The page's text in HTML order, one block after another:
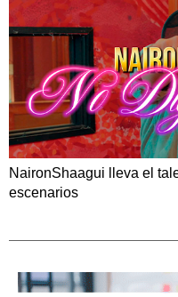
NaironShaagui lleva el
escenarios